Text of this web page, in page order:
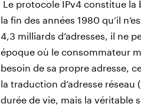
Le protocole IPv4 constitue la
la fin des années 1980 qu’il
4,3 milliards d’adresses, il ne
époque où le consommateur
besoin de sa propre adresse,
la traduction d’adresse
durée de vie, mais la véritable